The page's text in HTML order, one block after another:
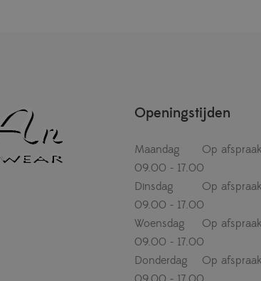
Openingstijden
Maandag
Op
09.00 - 17.00
Dinsdag
Op
09.00 - 17.00
Woensdag
Op
09.00 - 17.00
Donderdag
Op